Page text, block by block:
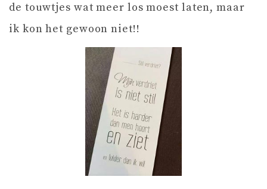
de touwtjes wat meer los moest laten, maar
ik kon het gewoon niet!!